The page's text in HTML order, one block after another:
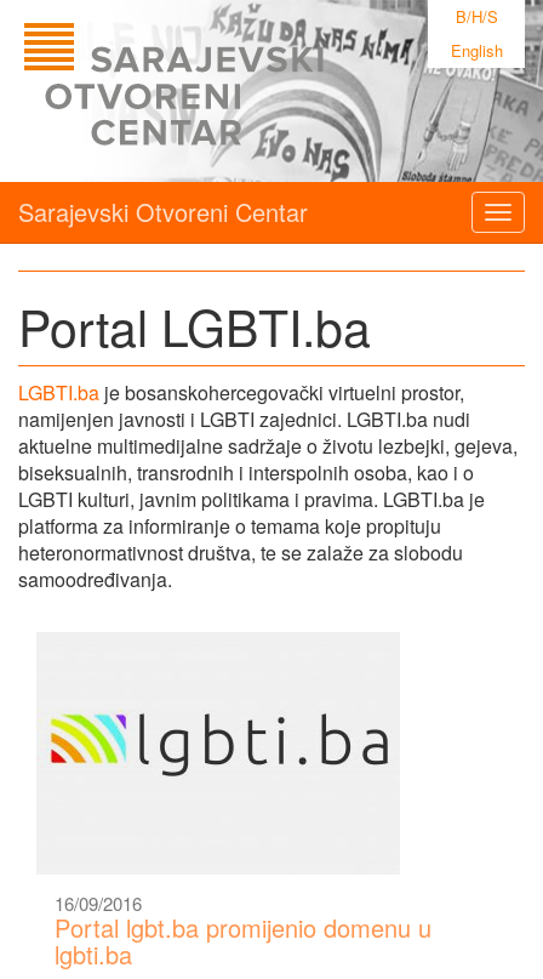
B/H/S
English
Sarajevski Otvoreni Centar
Portal LGBTI.ba
LGBTI.ba je bosanskohercegovački virtuelni prostor,
namijenjen javnosti i LGBTI zajednici. LGBTI.ba nudi
aktuelne multimedijalne sadržaje o životu lezbejki, gejeva,
biseksualnih, transrodnih i interspolnih osoba, kao i o
LGBTI kulturi, javnim politikama i pravima. LGBTI.ba je
platforma za informiranje o temama koje propituju
heteronormativnost društva, te se zalaže za slobodu
samoodređivanja.
16/09/2016
Portal lgbt.ba promijenio domenu u
lgbti.ba